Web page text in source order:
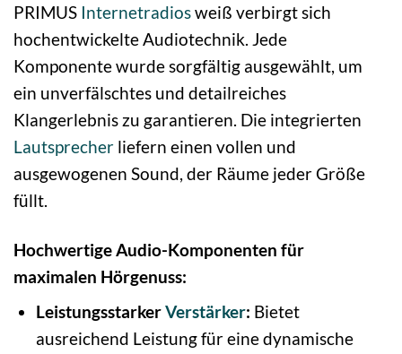
PRIMUS Internetradiosweiß verbirgt sich
hochentwickelte Audiotechnik. Jede
Komponente wurde sorgfältig ausgewählt, um
ein unverfälschtes und detailreiches
Klangerlebnis zu garantieren. Die integrierten
Lautsprecher liefern einen vollen und
ausgewogenen Sound, der Räume jeder Größe
füllt.
Hochwertige Audio-Komponenten für
maximalen Hörgenuss:
LeistungsstarkerVerstärker: Bietet
ausreichend Leistung für eine dynamische